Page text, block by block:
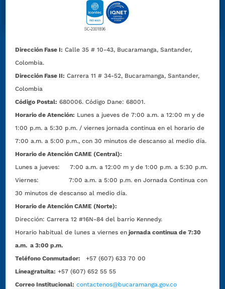
Dirección Fase I: Calle 35 # 10-43, Bucaramanga, Santander,
Colombia.
Dirección Fase II: Carrera 11 # 34-52, Bucaramanga, Santander,
Colombia
Código Postal: 680006. Código Dane: 68001.
Horario de Atención: Lunes a jueves de 7:00 a.m. a 12:00 m y de
1:00 p.m. a 5:30 p.m. / viernes jornada continua en el horario de
7:00 a.m. a 5:00 p.m., con 30 minutos de descanso al medio día.
Horario de Atención CAME (Central):
Lunes a jueves: 7:00 a.m. a 12:00 m y de 1:00 p.m. a 5:30 p.m.
Viernes: 7:00 a.m. a 5:00 p.m. en Jornada Continua con
30 minutos de descanso al medio día.
Horario de Atención CAME (Norte):
Dirección:Carrera 12 #16N-84 del barrio Kennedy.
Horario habitual de lunes a viernes en jornada continua de 7:30
a.m. a 3:00 p.m.
Teléfono Conmutador:
+57 (607) 633 70 00
Líneagratuita: +57 (607) 652 55 55
Correo Institucional: contactenos@bucaramanga.gov.co